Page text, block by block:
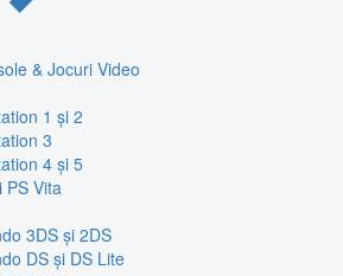
& Jocuri Video
1 și 2
3
4 și 5
PS Vita
3DS și 2DS
DS și DS Lite